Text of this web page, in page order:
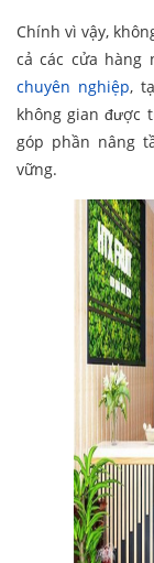
Chính vì vậy,
cả các cửa hàng
chuyên nghiệp,
không gian được
góp phần nâng
vững.